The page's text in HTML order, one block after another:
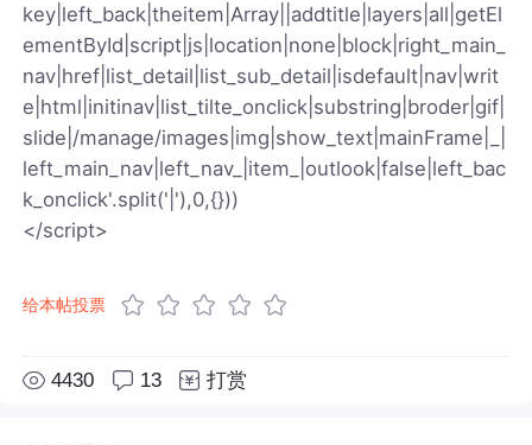
key|left_back|theitem|Array||addtitle|layers|all|getEl
ementById|script|js|location|none|block|right_main_
nav|href|list_detail|list_sub_detail|isdefault|nav|writ
e|html|initinav|list_tilte_onclick|substring|broder|gif|
slide|/manage/images|img|show_text|mainFrame|_|
left_main_nav|left_nav_|item_|outlook|false|left_bac
k_onclick'.split('|'),0,{}))
</script>
给本帖投票
4430 13 打赏